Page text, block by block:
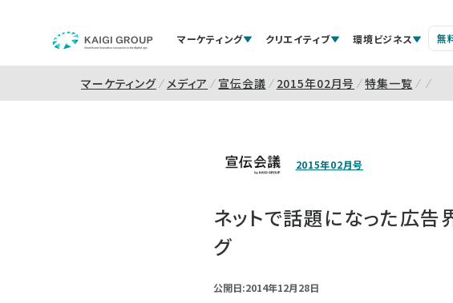
マーケティング クリエイティブ 環境ビジネス 無
マーケティング メディア 宣伝会議 2015年02月号 特集一覧
2015年02月号
ネットで話題になった広
グ
公開日:2014年12月28日